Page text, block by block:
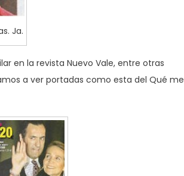
Ja.
en la revista Nuevo Vale, entre otras
a ver portadas como esta del Qué me